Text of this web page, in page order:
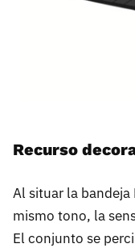
Recurso
Al situar la bandeja
mismo tono, la
El conjunto se